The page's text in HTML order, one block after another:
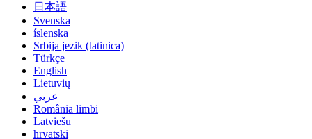
日本語
Svenska
íslenska
Srbija jezik (latinica)
Türkçe
English
Lietuvių
عربي
România limbi
Latviešu
hrvatski